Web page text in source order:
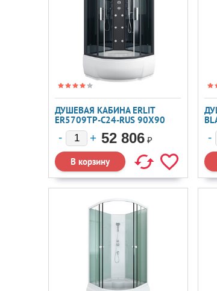
ДУШЕВАЯ КАБИНА ERLIT
ER5709TP-C24-RUS 90X90
52 806 ₽